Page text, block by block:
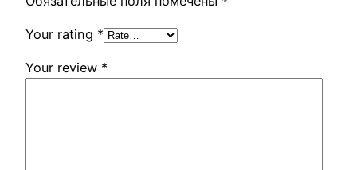
Your rating *
Your review *